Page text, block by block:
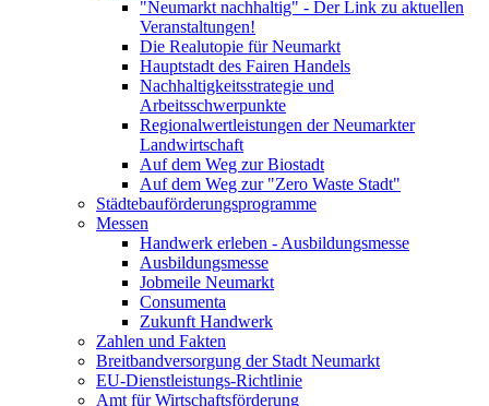
"Neumarkt nachhaltig" - Der Link zu aktuellen
Veranstaltungen!
Die Realutopie für Neumarkt
Hauptstadt des Fairen Handels
Nachhaltigkeitsstrategie und
Arbeitsschwerpunkte
Regionalwertleistungen der Neumarkter
Landwirtschaft
Auf dem Weg zur Biostadt
Auf dem Weg zur "Zero Waste Stadt"
Städtebauförderungsprogramme
Messen
Handwerk erleben - Ausbildungsmesse
Ausbildungsmesse
Jobmeile Neumarkt
Consumenta
Zukunft Handwerk
Zahlen und Fakten
Breitbandversorgung der Stadt Neumarkt
EU-Dienstleistungs-Richtlinie
Amt für Wirtschaftsförderung